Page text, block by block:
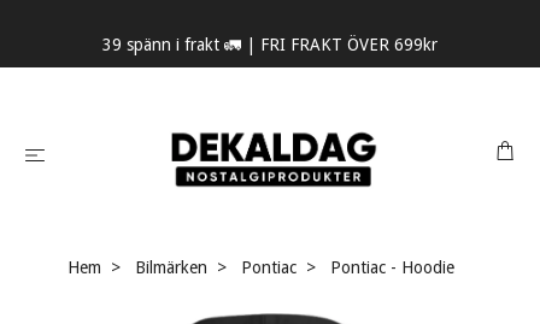
39 spänn i frakt 🚛 | FRI FRAKT ÖVER 699kr
Hem Bilmärken Pontiac Pontiac - Hoodie